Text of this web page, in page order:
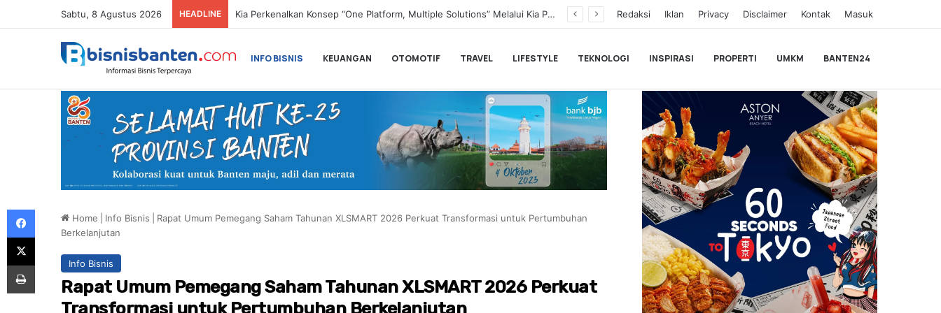
Sabtu, 8 Agustus 2026 HEADLINE Transformasi Digital Perkuat Layanan, Bank bjb Raih Lima Titanium Awards pada PRIMA Awards 2026 Redaksi Iklan Privacy Disclaimer Kontak Masuk
INFO BISNIS KEUANGAN OTOMOTIF TRAVEL LIFESTYLE TEKNOLOGI INSPIRASI PROPERTI UMKM BANTEN24
Home Info Bisnis
Rapat Umum Pemegang Saham Tahunan XLSMART 2026 Perkuat Transformasi untuk Pertumbuhan
Berkelanjutan
Info Bisnis
Rapat Umum Pemegang Saham Tahunan XLSMART 2026 Perkuat
Transformasi untuk Pertumbuhan Berkelanjutan